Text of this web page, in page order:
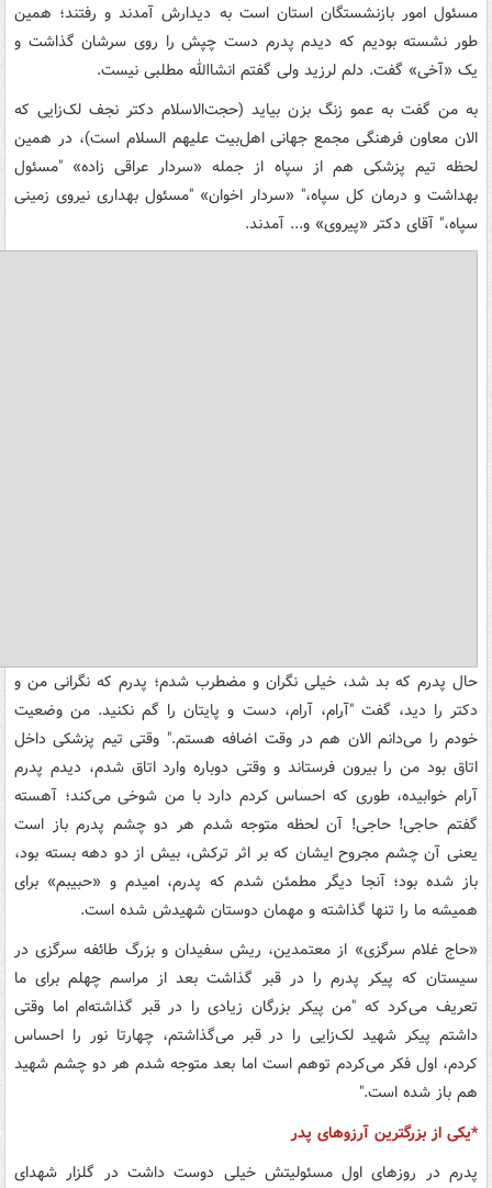
مسئول امور بازنشستگان استان است به دیدارش آمدند و رفتند؛‌ همین
طور نشسته بودیم که دیدم پدرم دست چپش را روی سرشان گذاشت و
یک «آخی» گفت. دلم لرزید ولی گفتم انشاالله مطلبی نیست.
به من گفت به عمو زنگ بزن بیاید (حجت‌الاسلام دکتر نجف لک‌زایی که
الان معاون فرهنگی مجمع جهانی اهل‌بیت علیهم السلام است)، در همین
لحظه تیم پزشکی هم از سپاه از جمله «سردار عراقی زاده» "مسئول
بهداشت و درمان کل سپاه،" «سردار اخوان» "مسئول بهداری نیروی زمینی
سپاه،" آقای دکتر «پیروی» و... آمدند.
حال پدرم که بد شد، خیلی نگران و مضطرب شدم؛ ‌پدرم که نگرانی من و
دکتر را دید، گفت "آرام، آرام، دست و پایتان را گم نکنید. من وضعیت
خودم را می‌دانم الان هم در وقت اضافه هستم." وقتی تیم پزشکی داخل
اتاق بود من را بیرون فرستاند و وقتی دوباره وارد اتاق شدم، دیدم پدرم
آرام خوابیده، طوری که احساس کردم دارد با من شوخی می‌کند؛ آهسته
گفتم حاجی! حاجی!‌ آن لحظه متوجه شدم هر دو چشم پدرم باز است
یعنی آن چشم مجروح ایشان که بر اثر ترکش، بیش از دو دهه بسته بود،
باز شده بود؛ آنجا دیگر مطمئن شدم که پدرم، امیدم و «حبیبم» برای
همیشه ما را تنها گذاشته و مهمان دوستان شهیدش شده است.
«حاج غلام سرگزی» از معتمدین، ریش سفیدان و بزرگ طائفه سرگزی در
سیستان که پیکر پدرم را در قبر گذاشت بعد از مراسم چهلم برای ما
تعریف می‌کرد که "من پیکر بزرگان زیادی را در قبر گذاشته‌ام اما وقتی
داشتم پیکر شهید لک‌زایی را در قبر می‌گذاشتم، چهارتا نور را احساس
کردم، اول فکر می‌کردم توهم است اما بعد متوجه شدم هر دو چشم شهید
هم باز شده است."
*یکی از بزرگترین آرزوهای پدر
پدرم در روزهای اول مسئولیتش خیلی دوست داشت در گلزار شهدای